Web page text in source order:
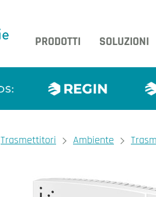
PRODOTTI
SOLUZIONI
Trasmettitori Ambiente